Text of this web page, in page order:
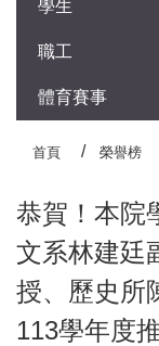
學生
職工
體育賽事
首頁 榮譽榜
恭賀！本院
文系林建廷
授、歷史所
113學年度